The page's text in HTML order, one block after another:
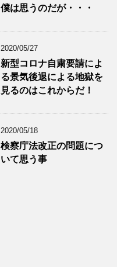
僕は思うのだが・・・
2020/05/27
新型コロナ自粛要請によ
る景気後退による地獄を
見るのはこれからだ！
2020/05/18
検察庁法改正の問題につ
いて思う事